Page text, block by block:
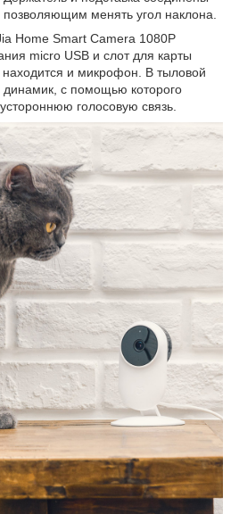
менять угол наклона.
Home Smart Camera 1080P
micro USB и слот для карты
и микрофон. В тыловой
динамик, с помощью которого
голосовую связь.